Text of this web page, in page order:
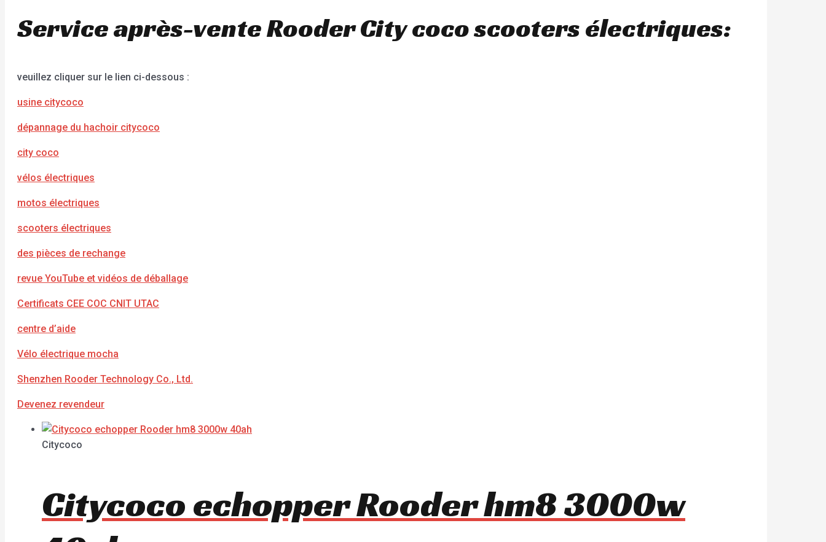
Service après-vente Rooder City coco scooters électriques:
veuillez cliquer sur le lien ci-dessous :
usine citycoco
dépannage du hachoir citycoco
city coco
vélos électriques
motos électriques
scooters électriques
des pièces de rechange
revue YouTube et vidéos de déballage
Certificats CEE COC CNIT UTAC
centre d’aide
Vélo électrique mocha
Shenzhen Rooder Technology Co., Ltd.
Devenez revendeur
Citycoco
Citycoco echopper Rooder hm8 3000w